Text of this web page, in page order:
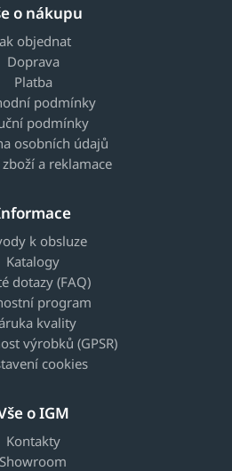
o nákupu
objednat
Doprava
Platba
podmínky
podmínky
osobních údajů
a reklamace
k obsluze
Katalogy
dotazy (FAQ)
program
kvality
výrobků (GPSR)
cookies
o IGM
Kontakty
Showroom